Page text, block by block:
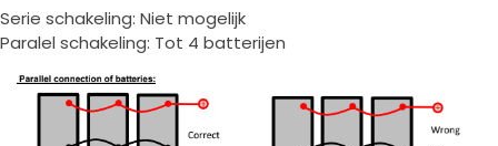
Serie schakeling: Niet mogelijk
Paralel schakeling: Tot 4 batterijen